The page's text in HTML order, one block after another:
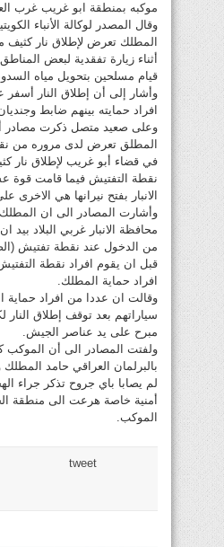
موكبه بمنطقة ابو غريب غرب
وقال المصدر لوكالة الأنباء
المطلك تعرض لإطلاق نار كثيف
أثناء زيارة تفقدية لبعض
قيام مسلحين بتحويل مياه السدود
وأشار إلى أن إطلاق النار أسفر
افراد حمايته بينهم ضابط
وعلى صعيد متصل ذكرت مصادر
المطلق تعرض لدى مروره من
في قضاء أبو غريب لإطلاق نار
نقطة التفتيش فيما قامت قوة
الانبار بفتح نيرانها هي الاخرى
وأشارت المصادر الى ان
محافظة الانبار غربي البلاد
من الدخول عند نقطة تفتيش
قبل ان يقوم افراد نقطة التفتيش
افراد حماية المطلك.
وقالت ان عددا من افراد حماية
سياراتهم بعد توقف إطلاق
مبرح على يد عناصر الجيش.
ولفتت المصادر الى أن الموكب
بالبرلمان العراقي حامد المطلك
لم يصابا باي جروح تذكر جراء
أمنية خاصة هرعت الى منطقة
الموكب.
tweet